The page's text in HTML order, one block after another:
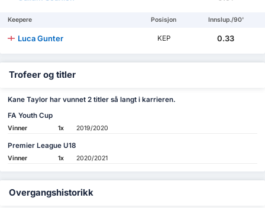
Keepere Posisjon Innslup./90'
Luca Gunter KEP 0.33
Trofeer og titler
Kane Taylor har vunnet 2 titler så langt i karrieren.
FA Youth Cup
Vinner 1x 2019/2020
Premier League U18
Vinner 1x 2020/2021
Overgangshistorikk